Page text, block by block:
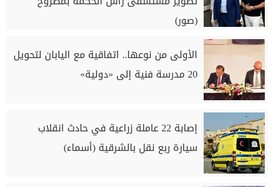
(صور)
الأولى من نوعها.. اتفاقية مع اليابان لتحويل
20 مدرسة فنية إلى «دولية»
إصابة 22 عاملة زراعية في حادث انقلاب
سيارة ربع نقل بالشرقية (أسماء)